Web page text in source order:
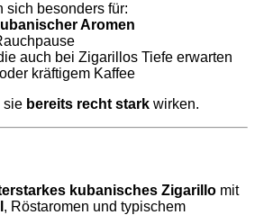
sich besonders für:
Aromen
auch bei Zigarillos Tiefe erwarten
kräftigem Kaffee
sie bereits recht stark wirken.
kubanisches Zigarillo mit
, Röstaromen und typischem